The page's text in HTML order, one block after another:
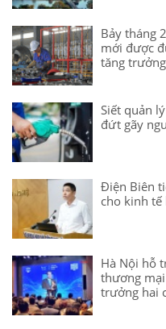
Bảy tháng
mới được
tăng
Siết quản
đứt gãy
Điện Biên
cho kinh
Hà Nội hỗ
thương
trưởng hai